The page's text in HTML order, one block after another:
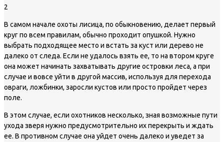
2
В самом начале охоты лисица, по обыкновению, делает первый
круг по всем правилам, обычно проходит опушкой. Нужно
выбрать подходящее место и встать за куст или дерево не
далеко от следа. Если не удалось взять ее, то на втором круге
она может начинать захватывать другие островки леса, а при
случае и вовсе уйти в другой массив, используя для перехода
овраги, ложбинки, заросли кустов или просто пройдет через
поле.
В этом случае, если охотников несколько, зная возможные пути
ухода зверя нужно предусмотрительно их перекрыть и ждать
ее. В противном случае она уйдет очень далеко и уведет за